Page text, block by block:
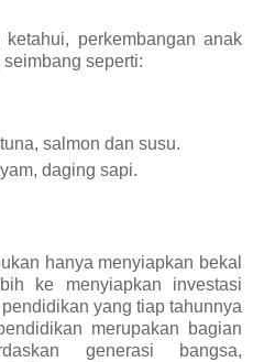
perkembangan anak
seperti:
salmon dan susu.
daging sapi.
hanya menyiapkan bekal
ke menyiapkan investasi
yang tiap tahunnya
merupakan bagian
generasi bangsa,